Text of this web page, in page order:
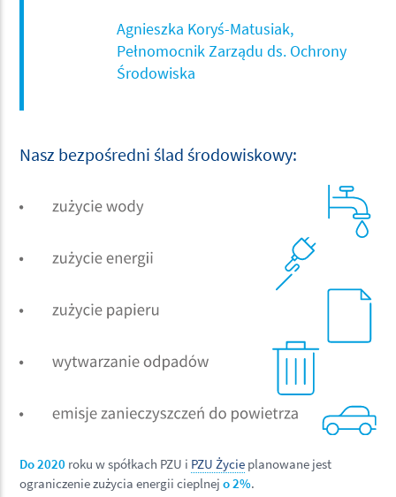
Agnieszka Koryś-Matusiak,
Pełnomocnik Zarządu ds. Ochrony
Środowiska
Nasz bezpośredni ślad środowiskowy:
Do 2020 roku w spółkach PZU i PZU Życie planowane jest
ograniczenie zużycia energii cieplnejo 2%.